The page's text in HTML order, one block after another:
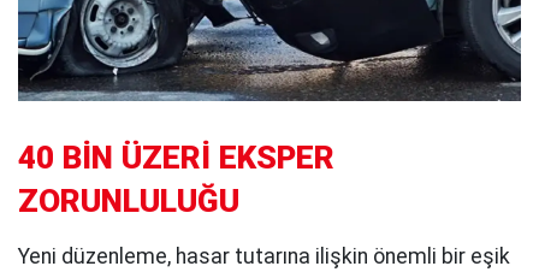
40 BİN ÜZERİ EKSPER
ZORUNLULUĞU
Yeni düzenleme, hasar tutarına ilişkin önemli bir eşik